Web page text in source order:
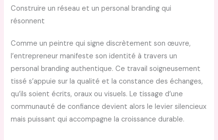
Construire un réseau et un personal branding qui
résonnent
Comme un peintre qui signe discrètement son œuvre,
l’entrepreneur manifeste son identité à travers un
personal branding authentique. Ce travail soigneusement
tissé s’appuie sur la qualité et la constance des échanges,
qu’ils soient écrits, oraux ou visuels. Le tissage d’une
communauté de confiance devient alors le levier silencieux
mais puissant qui accompagne la croissance durable.